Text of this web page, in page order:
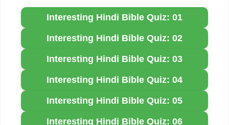
Interesting Hindi Bible Quiz: 01
Interesting Hindi Bible Quiz: 02
Interesting Hindi Bible Quiz: 03
Interesting Hindi Bible Quiz: 04
Interesting Hindi Bible Quiz: 05
Interesting Hindi Bible Quiz: 06